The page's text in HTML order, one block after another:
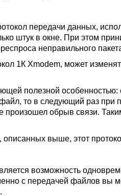
передачи данных,
штук в окне. При этом
неправильного
1К Xmodem, может
полезной
то в следующий раз при
произошел обрыв связи.
описанных выше, этот
возможность
с передачей файлов вы